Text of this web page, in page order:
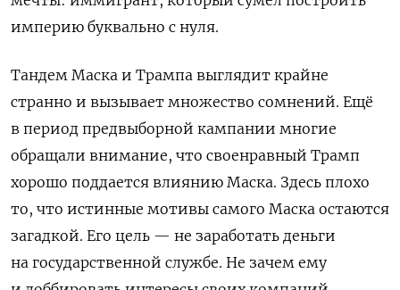
империю буквально с нуля.
Тандем Маска и Трампа выглядит крайне
странно и вызывает множество сомнений. Ещё
в период предвыборной кампании многие
обращали внимание, что своенравный Трамп
хорошо поддается влиянию Маска. Здесь плохо
то, что истинные мотивы самого Маска остаются
загадкой. Его цель — не заработать деньги
на государственной службе. Не зачем ему